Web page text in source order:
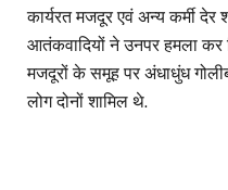
कार्यरत मजदूर एवं अन्य कर्मी
आतंकवादियों ने उनपर हमला कर
मजदूरों के समूह पर अंधाधुंध
लोग दोनों शामिल थे.